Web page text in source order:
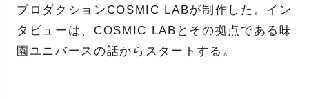
プロダクションCOSMIC LABが制作した。イン
タビューは、COSMIC LABとその拠点である味
園ユニバースの話からスタートする。